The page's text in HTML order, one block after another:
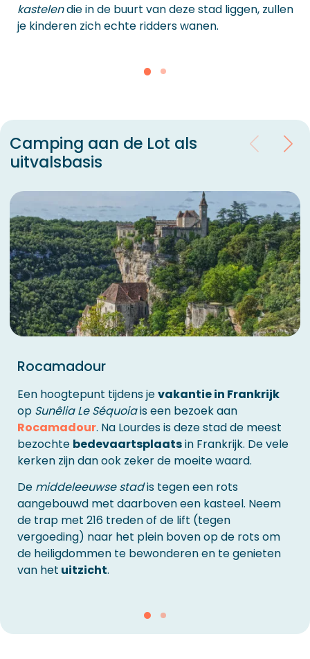
kastelendie in de buurt van deze stad liggen, zullen
je kinderen zich echte ridders wanen.
Camping aan de Lot als
uitvalsbasis
Rocamadour
Een hoogtepunt tijdens jevakantie in Frankrijk
op Sunêlia Le Séquoiais een bezoek aan
Rocamadour. Na Lourdes is deze stad de meest
bezochte bedevaartsplaatsin Frankrijk. De vele
kerken zijn dan ook zeker de moeite waard.
De middeleeuwse stadis tegen een rots
aangebouwd met daarboven een kasteel. Neem
de trap met 216 treden of de lift (tegen
vergoeding) naar het plein boven op de rots om
de heiligdommen te bewonderen en te genieten
van het uitzicht.